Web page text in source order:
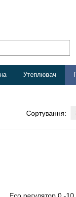
Утеплювач
Сортування: